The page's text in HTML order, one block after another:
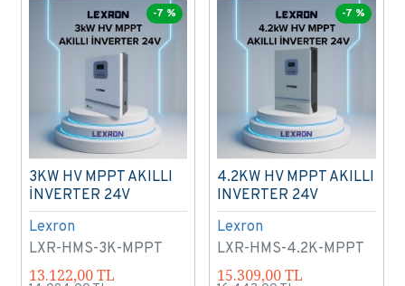
-7 %
Lexron
LXR-HMS-3K-MPPT
3KW HV MPPT AKILLI
İNVERTER 24V
13.122,00 TL
-7 %
Lexron
LXR-HMS-4.2K-MPPT
4.2KW HV MPPT AKILLI
INVERTER 24V
15.309,00 TL